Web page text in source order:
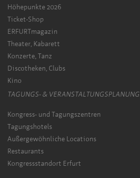
Höhepunkte 2026
Ticket-Shop
ERFURTmagazin
Theater, Kabarett
Konzerte, Tanz
Discotheken, Clubs
Kino
TAGUNGS- & VERANSTALTUNGSPLANUNG
Kongress- und Tagungszentren
Tagungshotels
Außergewöhnliche Locations
Restaurants
Kongressstandort Erfurt